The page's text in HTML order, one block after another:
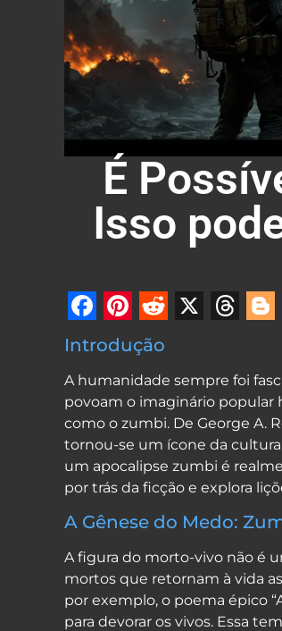
É
Isso
Facebook
Pinterest
Reddit
Introdução
A humanidade sempre foi
povoam o imaginário popular
como o zumbi. De George A.
tornou-se um ícone da
um apocalipse zumbi é
por trás da ficção e explora
A Gênese do Medo:
A figura do morto-vivo não é
mortos que retornam à vida
por exemplo, o poema épico
para devorar os vivos. Essa